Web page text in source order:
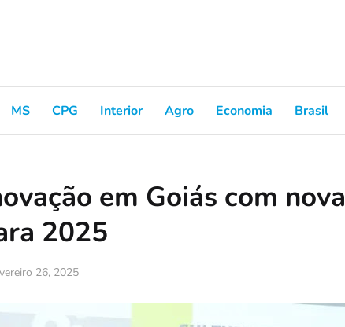
MS CPG Interior Agro Economia Brasil
em Goiás com nova
2025
26, 2025